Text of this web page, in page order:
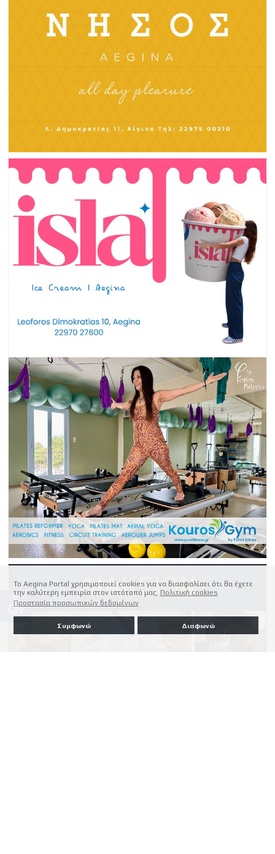
Το Aegina Portal χρησιμοποιεί cookies για να διασφαλίσει ότι θα έχετε
την καλύτερη εμπειρία στον ιστότοπό μας. Πολιτική cookies
Προστασία προσωπικών δεδομένων
Συμφωνώ Διαφωνώ
accessible